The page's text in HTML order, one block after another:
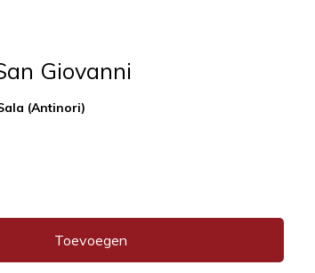
Giovanni
(Antinori)
Toevoegen